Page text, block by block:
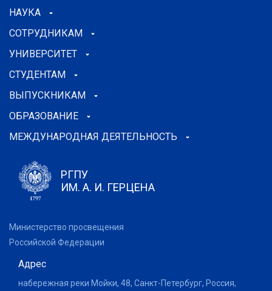
НАУКА
СОТРУДНИКАМ
УНИВЕРСИТЕТ
СТУДЕНТАМ
ВЫПУСКНИКАМ
ОБРАЗОВАНИЕ
МЕЖДУНАРОДНАЯ ДЕЯТЕЛЬНОСТЬ
РГПУ
ИМ. А. И. ГЕРЦЕНА
Министерство просвещения
Российской Федерации
Адрес
набережная реки Мойки, 48, Санкт-Петербург, Россия,